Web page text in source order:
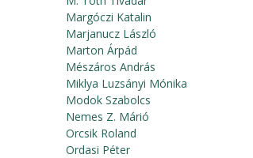
Margóczi Katalin
Marjanucz László
Marton Árpád
Mészáros András
Miklya Luzsányi Mónika
Modok Szabolcs
Nemes Z. Márió
Orcsik Roland
Ordasi Péter